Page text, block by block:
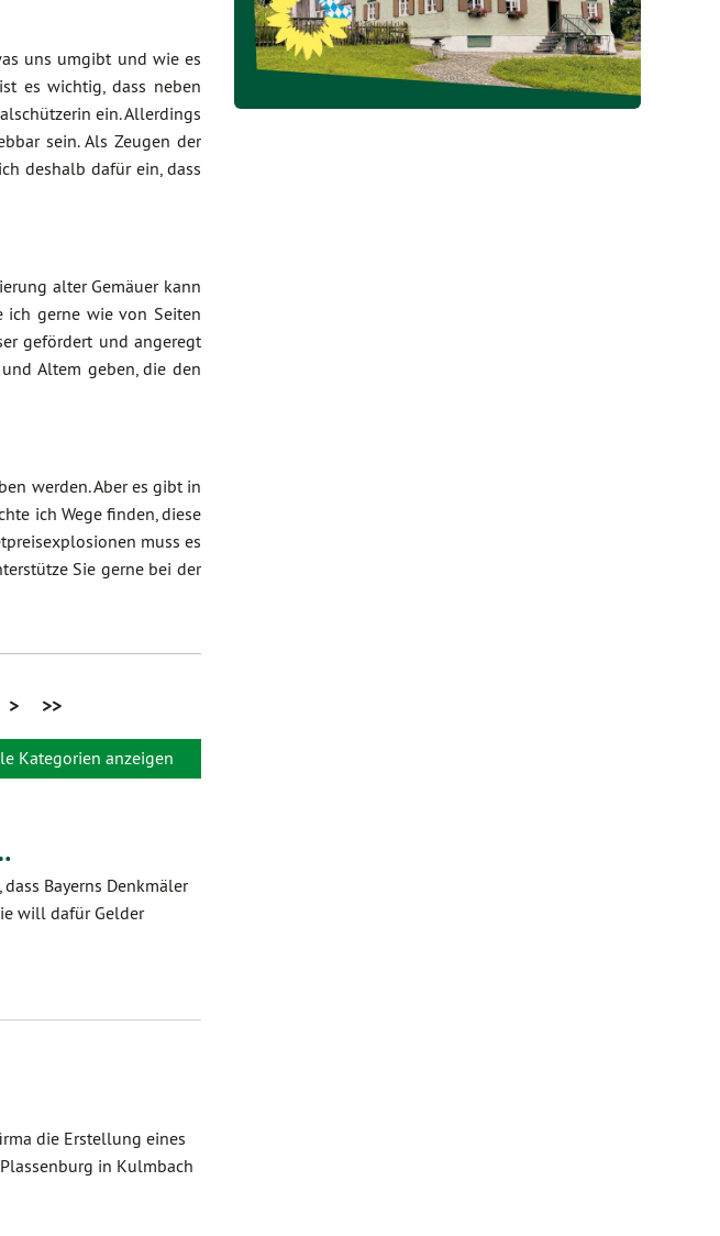
uns umgibt und wie es
es wichtig, dass neben
ein. Allerdings
sein. Als Zeugen der
deshalb dafür ein, dass
alter Gemäuer kann
ich gerne wie von Seiten
gefördert und angeregt
Altem geben, die den
werden. Aber es gibt in
ich Wege finden, diese
muss es
Sie gerne bei der
> >>
Kategorien anzeigen
Bayerns Denkmäler
will dafür Gelder
die Erstellung eines
in Kulmbach